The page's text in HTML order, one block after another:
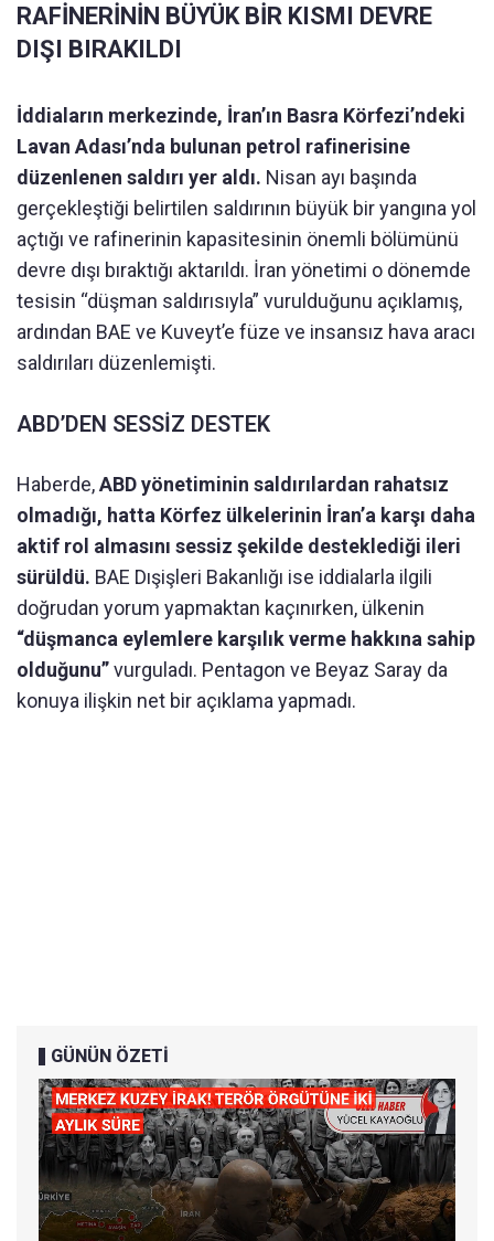
RAFİNERİNİN BÜYÜK BİR KISMI DEVRE
DIŞI BIRAKILDI
İddiaların merkezinde, İran’ın Basra Körfezi’ndeki
Lavan Adası’nda bulunan petrol rafinerisine
düzenlenen saldırı yer aldı. Nisan ayı başında
gerçekleştiği belirtilen saldırının büyük bir yangına yol
açtığı ve rafinerinin kapasitesinin önemli bölümünü
devre dışı bıraktığı aktarıldı. İran yönetimi o dönemde
tesisin “düşman saldırısıyla” vurulduğunu açıklamış,
ardından BAE ve Kuveyt’e füze ve insansız hava aracı
saldırıları düzenlemişti.
ABD’DEN SESSİZ DESTEK
Haberde,ABD yönetiminin saldırılardan rahatsız
olmadığı, hatta Körfez ülkelerinin İran’a karşı daha
aktif rol almasını sessiz şekilde desteklediği ileri
sürüldü. BAE Dışişleri Bakanlığı ise iddialarla ilgili
doğrudan yorum yapmaktan kaçınırken, ülkenin
“düşmanca eylemlere karşılık verme hakkına sahip
olduğunu”vurguladı. Pentagon ve Beyaz Saray da
konuya ilişkin net bir açıklama yapmadı.
GÜNÜN ÖZETİ